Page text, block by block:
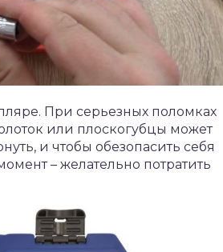
При серьезных поломках
или плоскогубцы может
и чтобы обезопасить себя
– желательно потратить